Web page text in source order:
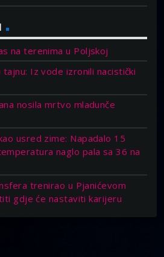
na terenima u Poljskoj
tajnu: Iz vode izronili nacistički
nosila mrtvo mladunče
usred zime: Napadalo 15
naglo pala sa 36 na
trenirao u Pjanićevom
gdje će nastaviti karijeru